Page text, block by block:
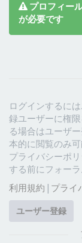
プロフィー
が必要です
ログインするに
録ユーザーに権
る場合はユーザ
本的に閲覧のみ
プライバシーポ
する前にフォー
利用規約 | プライ
ユーザー登録